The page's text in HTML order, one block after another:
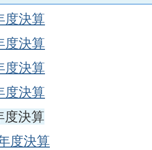
度決算
度決算
度決算
度決算
度決算
度決算